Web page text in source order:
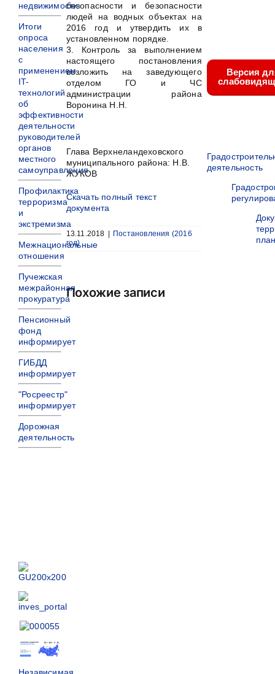
безопасности и безопасности
людей на водных объектах на
2016 год и утвердить их в
установленном порядке.
3. Контроль за выполнением
настоящего постановления
возложить на заведующего
отделом ГО и ЧС
администрации района
Воронина Н.Н.
Глава Верхнеландеховского
муниципального района: Н.В.
ЖУКОВ
Скачать полный текст
документа
13.11.2018
Постановления (2016
год)
Похожие записи
недвижимости
Итоги
опроса
населения
с
применением
IT-
технологий
об
эффективности
деятельности
руководителей
органов
местного
самоуправления
Профилактика
терроризма
и
экстремизма
Межнациональные
отношения
Пучежская
межрайонная
прокуратура
Пенсионный
фонд
информирует
ГИБДД
информирует
"Росреестр"
информирует
Дорожная
деятельность
Версия
деятельность